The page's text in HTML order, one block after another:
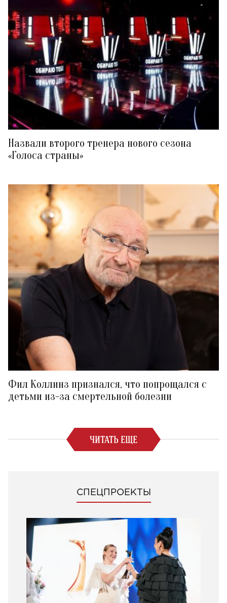
Назвали второго тренера нового сезона
«Голоса страны»
Фил Коллинз признался, что попрощался с
детьми из-за смертельной болезни
ЧИТАТЬ ЕЩЕ
СПЕЦПРОЕКТЫ